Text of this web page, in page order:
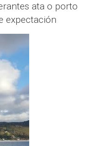
ata o porto
expectación